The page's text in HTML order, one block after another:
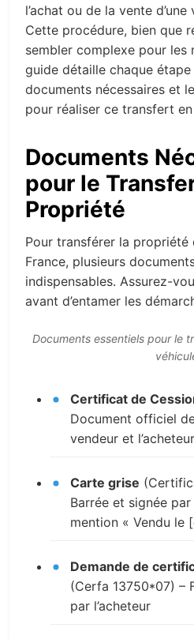
l’achat ou de la vente
Cette procédure, bien que
sembler complexe pour les
guide détaille chaque
documents nécessaires et
pour réaliser ce transfert
Documents
pour le
Propriété
Pour transférer la propriété
France, plusieurs
indispensables. Assurez-
avant d’entamer les
Documents essentiels pour le
Certificat de
Document officiel
vendeur et l’acheteur
Carte grise
Barrée et signée
mention « Vendu le
Demande de
(Cerfa 13750*07) –
par l’acheteur